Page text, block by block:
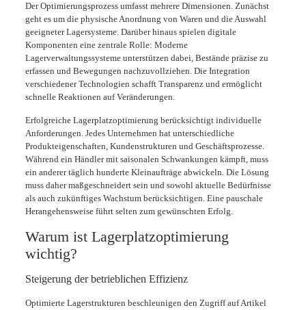
Der Optimierungsprozess umfasst mehrere Dimensionen. Zunächst
geht es um die physische Anordnung von Waren und die Auswahl
geeigneter Lagersysteme. Darüber hinaus spielen digitale
Komponenten eine zentrale Rolle: Moderne
Lagerverwaltungssysteme unterstützen dabei, Bestände präzise zu
erfassen und Bewegungen nachzuvollziehen. Die Integration
verschiedener Technologien schafft Transparenz und ermöglicht
schnelle Reaktionen auf Veränderungen.
Erfolgreiche Lagerplatzoptimierung berücksichtigt individuelle
Anforderungen. Jedes Unternehmen hat unterschiedliche
Produkteigenschaften, Kundenstrukturen und Geschäftsprozesse.
Während ein Händler mit saisonalen Schwankungen kämpft, muss
ein anderer täglich hunderte Kleinaufträge abwickeln. Die Lösung
muss daher maßgeschneidert sein und sowohl aktuelle Bedürfnisse
als auch zukünftiges Wachstum berücksichtigen. Eine pauschale
Herangehensweise führt selten zum gewünschten Erfolg.
Warum ist Lagerplatzoptimierung
wichtig?
Steigerung der betrieblichen Effizienz
Optimierte Lagerstrukturen beschleunigen den Zugriff auf Artikel